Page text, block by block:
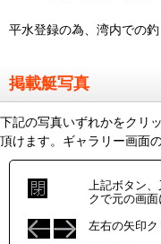
平水登録の為、湾内での
掲載艇写真
下記の写真いずれかをクリ
頂けます。ギャラリー画面
上記ボタン
クで元の画面
左右の矢印ク